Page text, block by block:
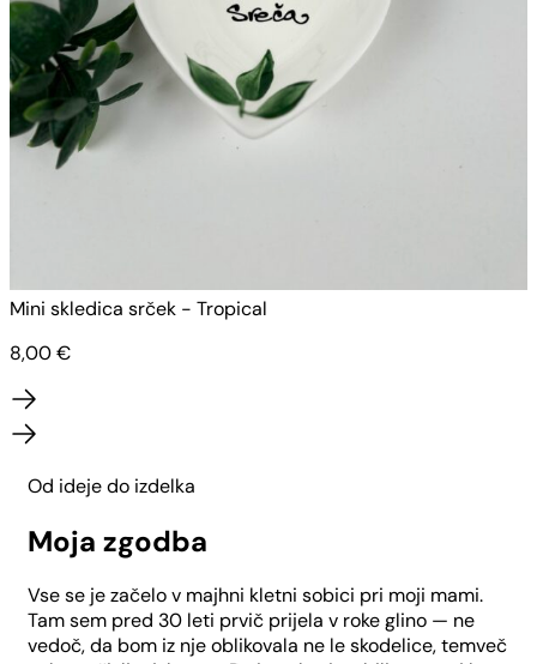
Mini skledica srček - Tropical
8,00€
Od ideje do izdelka
Moja zgodba
Vse se je začelo v majhni kletni sobici pri moji mami.
Tam sem pred 30 leti prvič prijela v roke glino — ne
vedoč, da bom iz nje oblikovala ne le skodelice, temveč